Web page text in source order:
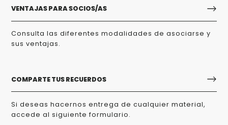
VENTAJAS PARA SOCIOS/AS
Consulta las diferentes modalidades de asociarse y
sus ventajas.
COMPARTE TUS RECUERDOS
Si deseas hacernos entrega de cualquier material,
accede al siguiente formulario.